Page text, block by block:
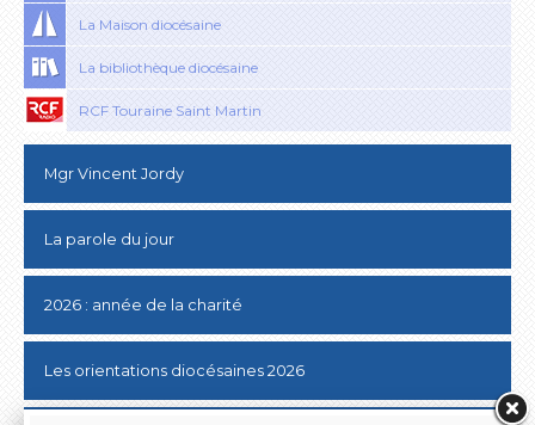
La Maison diocésaine
La bibliothèque diocésaine
RCF Touraine Saint Martin
Mgr Vincent Jordy
La parole du jour
2026 : année de la charité
Les orientations diocésaines 2026